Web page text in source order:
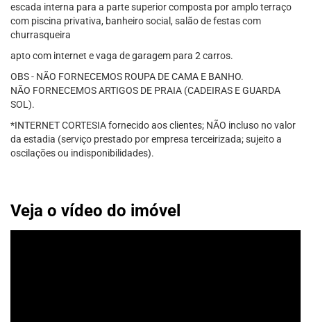
escada interna para a parte superior composta por amplo terraço
com piscina privativa, banheiro social, salão de festas com
churrasqueira
apto com internet e vaga de garagem para 2 carros.
OBS - NÃO FORNECEMOS ROUPA DE CAMA E BANHO.
NÃO FORNECEMOS ARTIGOS DE PRAIA (CADEIRAS E GUARDA
SOL).
*INTERNET CORTESIA fornecido aos clientes; NÃO incluso no valor
da estadia (serviço prestado por empresa terceirizada; sujeito a
oscilações ou indisponibilidades).
Veja o vídeo do imóvel